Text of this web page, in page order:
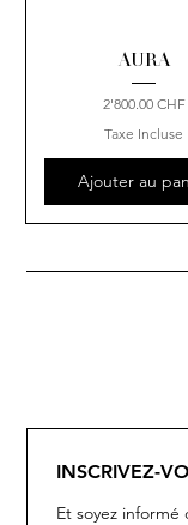
AURA
Prix
2'800.00 CHF
Taxe Incluse
Ajouter au
INSCRIVEZ-
Et soyez